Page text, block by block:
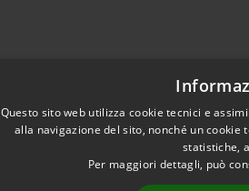
Questo sito web utilizza cookie tecnici e
alla navigazione del sito, nonché un
statistiche,
Per maggiori dettagli, può